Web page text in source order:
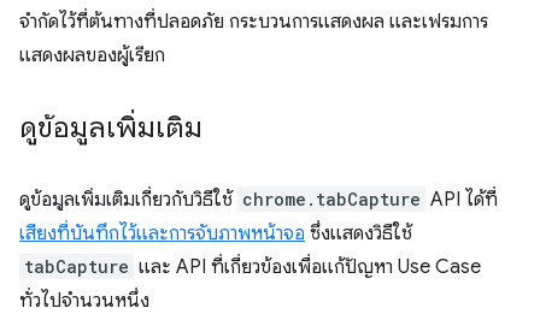
จำกัดไว้ที่ต้นทางที่ปลอดภัย กระบวนการแสดงผล และเฟรมการ
แสดงผลของผู้เรียก
ดูข้อมูลเพิ่มเติม
ดูข้อมูลเพิ่มเติมเกี่ยวกับวิธีใช้ chrome.tabCapture API ได้ที่
เสียงที่บันทึกไว้และการจับภาพหน้าจอ ซึ่งแสดงวิธีใช้
tabCapture และ API ที่เกี่ยวข้องเพื่อแก้ปัญหา Use Case
ทั่วไปจำนวนหนึ่ง